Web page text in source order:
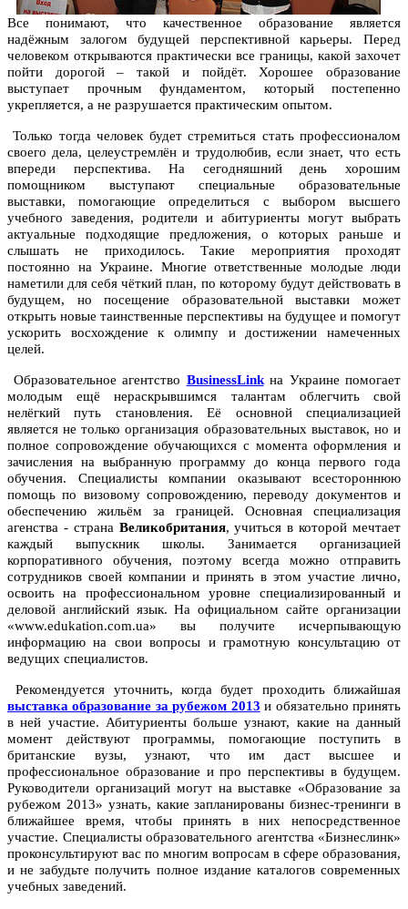
Все понимают, что качественное образование является
надёжным залогом будущей перспективной карьеры. Перед
человеком открываются практически все границы, какой захочет
пойти дорогой – такой и пойдёт. Хорошее образование
выступает прочным фундаментом, который постепенно
укрепляется, а не разрушается практическим опытом.
Только тогда человек будет стремиться стать профессионалом
своего дела, целеустремлён и трудолюбив, если знает, что есть
впереди перспектива. На сегодняшний день хорошим
помощником выступают специальные образовательные
выставки, помогающие определиться с выбором высшего
учебного заведения, родители и абитуриенты могут выбрать
актуальные подходящие предложения, о которых раньше и
слышать не приходилось. Такие мероприятия проходят
постоянно на Украине. Многие ответственные молодые люди
наметили для себя чёткий план, по которому будут действовать в
будущем, но посещение образовательной выставки может
открыть новые таинственные перспективы на будущее и помогут
ускорить восхождение к олимпу и достижении намеченных
целей.
Образовательное агентство BusinessLinkна Украине помогает
молодым ещё нераскрывшимся талантам облегчить свой
нелёгкий путь становления. Её основной специализацией
является не только организация образовательных выставок, но и
полное сопровождение обучающихся с момента оформления и
зачисления на выбранную программу до конца первого года
обучения. Специалисты компании оказывают всестороннюю
помощь по визовому сопровождению, переводу документов и
обеспечению жильём за границей. Основная специализация
агенства - страна Великобритания, учиться в которой мечтает
каждый выпускник школы. Занимается организацией
корпоративного обучения, поэтому всегда можно отправить
сотрудников своей компании и принять в этом участие лично,
освоить на профессиональном уровне специализированный и
деловой английский язык. На официальном сайте организации
«www.edukation.com.ua» вы получите исчерпывающую
информацию на свои вопросы и грамотную консультацию от
ведущих специалистов.
Рекомендуется уточнить, когда будет проходить ближайшая
выставка образование за рубежом 2013 и обязательно принять
в ней участие. Абитуриенты больше узнают, какие на данный
момент действуют программы, помогающие поступить в
британские вузы, узнают, что им даст высшее и
профессиональное образование и про перспективы в будущем.
Руководители организаций могут на выставке «Образование за
рубежом 2013» узнать, какие запланированы бизнес-тренинги в
ближайшее время, чтобы принять в них непосредственное
участие. Специалисты образовательного агентства «Бизнеслинк»
проконсультируют вас по многим вопросам в сфере образования,
и не забудьте получить полное издание каталогов современных
учебных заведений.